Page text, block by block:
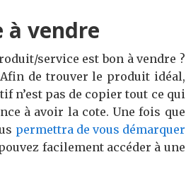
à vendre
service est bon à vendre ?
de trouver le produit idéal,
n’est pas de copier tout ce qui
à avoir la cote. Une fois que
permettra de vous démarquer
facilement accéder à une